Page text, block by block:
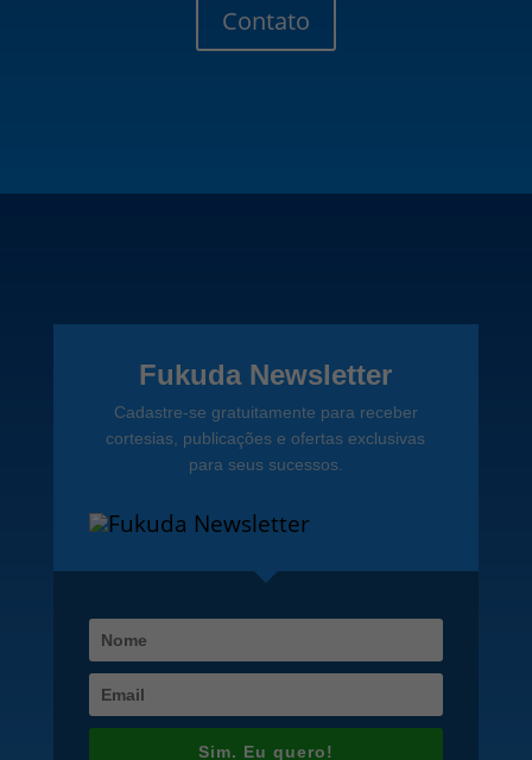
Contato
Fukuda Newsletter
Cadastre-se gratuitamente para receber
cortesias, publicações e ofertas exclusivas
para seus sucessos.
Sim. Eu quero!